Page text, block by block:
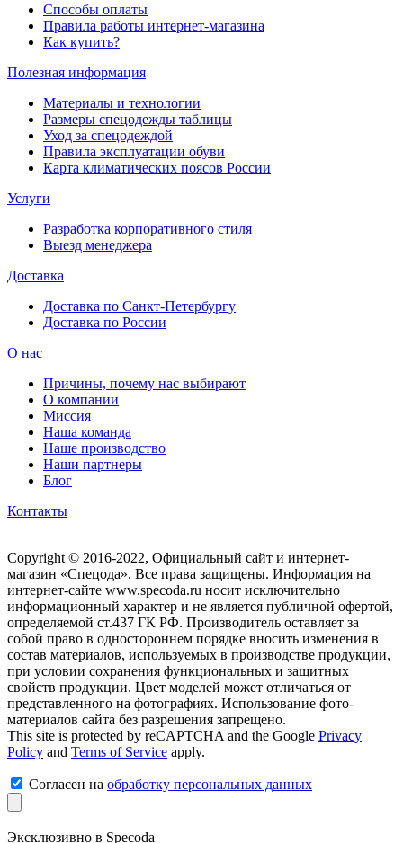
Способы оплаты
Правила работы интернет-магазина
Как купить?
Полезная информация
Материалы и технологии
Размеры спецодежды таблицы
Уход за спецодеждой
Правила эксплуатации обуви
Карта климатических поясов России
Услуги
Разработка корпоративного стиля
Выезд менеджера
Доставка
Доставка по Санкт-Петербургу
Доставка по России
О нас
Причины, почему нас выбирают
О компании
Миссия
Наша команда
Наше производство
Наши партнеры
Блог
Контакты
Copyright © 2016-2022, Официальный сайт и интернет-
магазин «Спецода». Все права защищены. Информация на
интернет-сайте www.specoda.ru носит исключительно
информационный характер и не является публичной офертой,
определяемой ст.437 ГК РФ. Производитель оставляет за
собой право в одностороннем порядке вносить изменения в
состав материалов, используемых в производстве продукции,
при условии сохранения функциональных и защитных
свойств продукции. Цвет моделей может отличаться от
представленного на фотографиях. Использование фото-
материалов сайта без разрешения запрещено.
This site is protected by reCAPTCHA and the Google Privacy
Policy and Terms of Service apply.
Согласен на обработку персональных данных
Эксклюзивно в Specoda